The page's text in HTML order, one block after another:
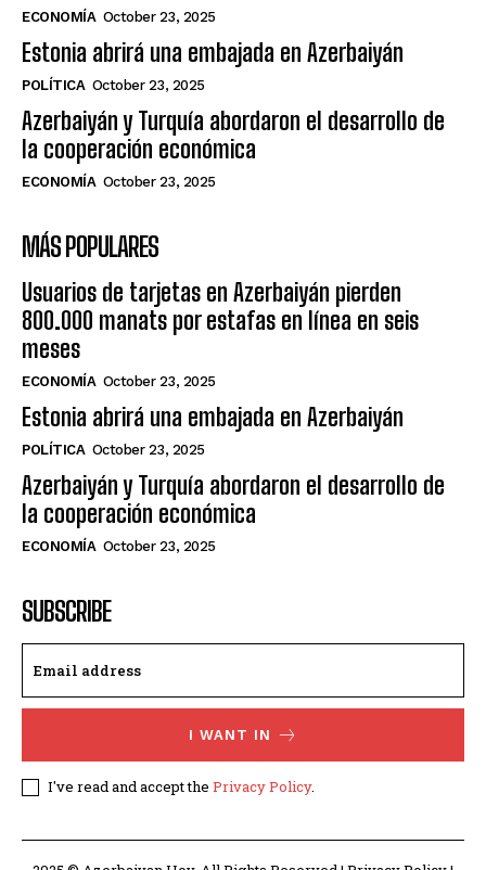
ECONOMÍA October 23, 2025
Estonia abrirá una embajada en Azerbaiyán
POLÍTICA October 23, 2025
Azerbaiyán y Turquía abordaron el desarrollo de
la cooperación económica
ECONOMÍA October 23, 2025
MÁS POPULARES
Usuarios de tarjetas en Azerbaiyán pierden
800.000 manats por estafas en línea en seis
meses
ECONOMÍA October 23, 2025
Estonia abrirá una embajada en Azerbaiyán
POLÍTICA October 23, 2025
Azerbaiyán y Turquía abordaron el desarrollo de
la cooperación económica
ECONOMÍA October 23, 2025
SUBSCRIBE
I WANT IN
I've read and accept the Privacy Policy.